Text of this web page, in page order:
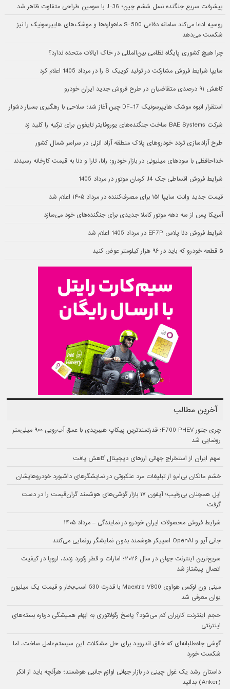
پیشرفت سریع جنگنده نسل ششم چین؛ J-36 با سومین طراحی متفاوت ظاهر شد
روسیه ادعا می‌کند سامانه دفاعی S-500 ماهواره‌ها و موشک‌های هایپرسونیک را نیز
شکست می‌دهد
چرا هیچ کشوری پایگاه نظامی بین‌المللی در خاک ایالات متحده ندارد؟
سایپا شرایط فروش مشارکت در تولید کوییک S را در مرداد 1405 اعلام کرد
کاهش ۹۱ درصدی متقاضیان در طرح فروش جدید ایران خودرو
استقرار انبوه موشک هایپرسونیک DF-17 چین آغاز شد؛ سلاحی با رهگیری بسیار دشوار
شرکت BAE Systems ساخت جنگنده‌های یوروفایتر تایفون برای ترکیه را کلید زد
طرح آزادسازی تردد خودروهای پلاک منطقه آزاد انزلی در سراسر شمال کشور
خداحافظی با سودهای میلیونی در بازار خودرو؛ رانا، تارا و دنا به قیمت کارخانه رسیدند
شرایط فروش اقساطی جک J4 کرمان موتور در مرداد 1405
قیمت جدید وانت سایپا ۱۵۱ برای مصرف‌کننده در مرداد ۱۴۰۵ اعلام شد
آمریکا پس از سه دهه موتور کاملا جدیدی برای جنگنده‌های خود می‌سازد
شرایط فروش دنا پلاس EF7P در مرداد 1405 اعلام شد
۵ قطعه خودرو که باید در ۹۶ هزار کیلومتر عوض کنید
آخرین مطالب
چری جتور F700 PHEV؛ قدرتمندترین پیکاپ هیبریدی با عمق آب‌رویی ۹۰۰ میلی‌متر
رونمایی شد
سهم ایران از استخراج جهانی ارزهای دیجیتال کاهش یافت
خشم مالکان بی‌ام‌و از تبلیغات مرد عنکبوتی در نمایشگرهای داشبورد خودروهایشان
اپل همچنان بی‌رقیب؛ آیفون ۱۷ بازار گوشی‌های هوشمند گران‌قیمت را در دست
گرفت
شرایط فروش محصولات ایران خودرو در نمایندگی – مرداد ۱۴۰۵
جانی آیو و OpenAI اسپیکر هوشمند بدون نمایشگر رونمایی می‌کنند
سریع‌ترین اینترنت جهان در سال ۲۰۲۶؛ امارات و قطر رکورد زدند، اروپا در کیفیت
اتصال پیشتاز شد
مینی ون لوکس هواوی Maextro V800 با قدرت 530 اسب‌بخار و قیمت یک میلیون
یوان معرفی شد
حجم اینترنت کاربران کم می‌شود؟ پاسخ رگولاتوری به ابهام همیشگی درباره بسته‌های
اینترنتی
گوشی جاه‌طلبانه‌ای که خالق اندروید برای حل مشکلات این سیستم‌عامل ساخت، اما
شکست خورد
داستان رشد یک غول چینی در بازار جهانی لوازم جانبی هوشمند؛ هرآنچه باید از انکر
(Anker) بدانید